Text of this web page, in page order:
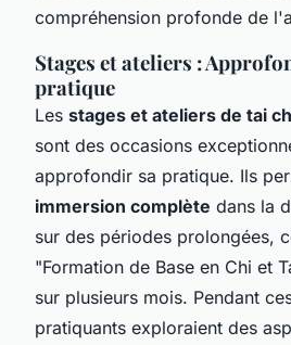
compréhension profonde de
Stages et ateliers :
pratique
Les stages et ateliers de tai
sont des occasions
approfondir sa pratique. Ils
immersion complète dans la
sur des périodes prolongées,
"Formation de Base en Chi et
sur plusieurs mois. Pendant
pratiquants exploraient des